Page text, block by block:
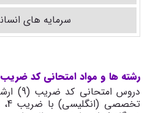
سرمایه های
رشته ها و مواد امتحانی کد ضریب (9) ارشد
دروس